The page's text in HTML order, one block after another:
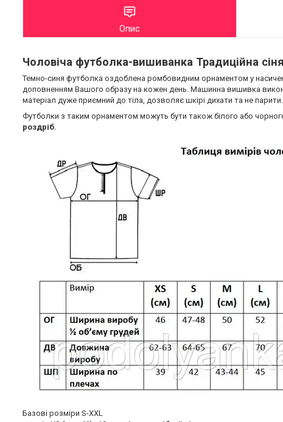
Опис
Чоловіча футболка-вишиванка Традиційна
Темно-синя футболка оздоблена ромбовидним орнаментом у
доповненням Вашого образу на кожен день. Машинна вишивка
матеріал дуже приємний до тіла, дозволяє шкірі дихати та не парити.
Футболки з таким орнаментом можуть бути також білого або
роздріб.
Базові розміри S-XXL